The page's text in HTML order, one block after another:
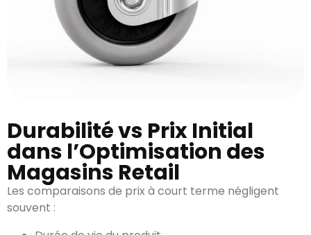
Durabilité vs Prix Initial
dans l’Optimisation des
Magasins Retail
Les comparaisons de prix à court terme négligent
souvent :